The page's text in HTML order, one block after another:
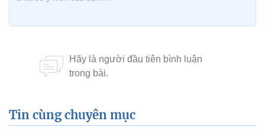
Tin cùng chuyên mục